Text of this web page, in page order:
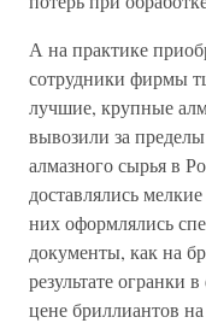
А на практике
сотрудники фирмы
лучшие, крупные
вывозили за
алмазного сырья в
доставлялись
них оформлялись
документы, как на
результате огранки
цене бриллиантов